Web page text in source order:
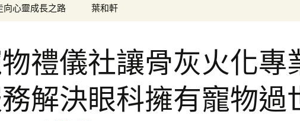
向心靈成長之路 葉和軒
禮儀社讓骨灰火化專
解決眼科擁有寵物過